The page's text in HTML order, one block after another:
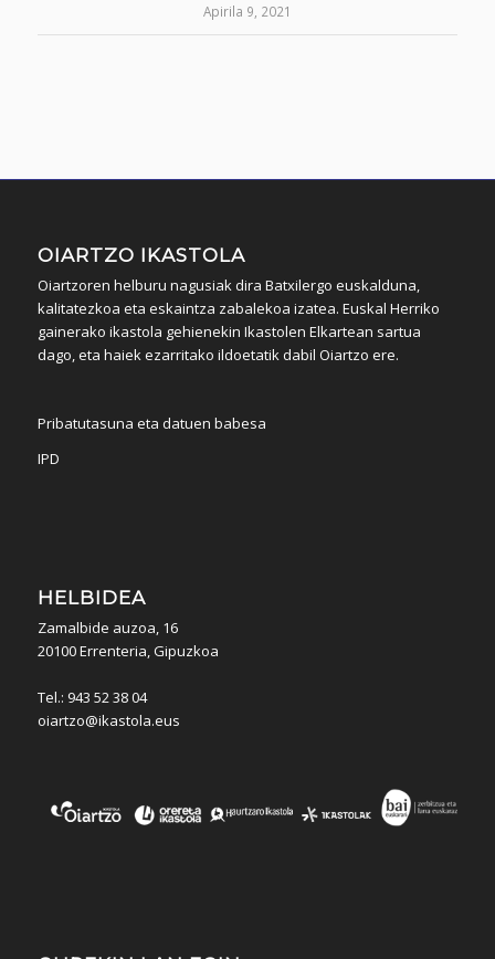
Apirila 9, 2021
OIARTZO IKASTOLA
Oiartzoren helburu nagusiak dira Batxilergo euskalduna,
kalitatezkoa eta eskaintza zabalekoa izatea. Euskal Herriko
gainerako ikastola gehienekin Ikastolen Elkartean sartua
dago, eta haiek ezarritako ildoetatik dabil Oiartzo ere.
Pribatutasuna eta datuen babesa
IPD
HELBIDEA
Zamalbide auzoa, 16
20100 Errenteria, Gipuzkoa
Tel.: 943 52 38 04
oiartzo@ikastola.eus